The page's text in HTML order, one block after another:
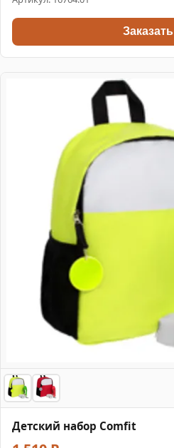
Заказать
Детский набор Comfit